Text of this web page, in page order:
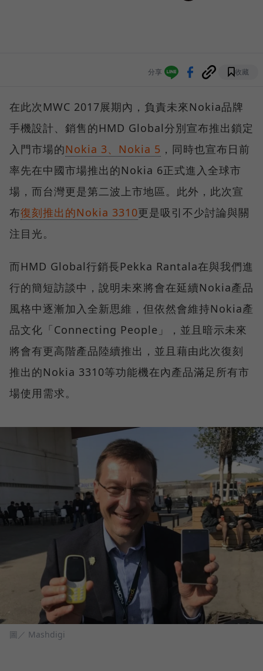
分享 收藏
在此次MWC 2017展期內，負責未來Nokia品牌
手機設計、銷售的HMD Global分別宣布推出鎖定
入門市場的Nokia 3、Nokia 5 ，同時也宣布日前
率先在中國市場推出的Nokia 6正式進入全球市
場，而台灣更是第二波上市地區。此外，此次宣
布復刻推出的Nokia 3310更是吸引不少討論與關
注目光。
而HMD Global行銷長Pekka Rantala在與我們進
行的簡短訪談中，說明未來將會在延續Nokia產品
風格中逐漸加入全新思維，但依然會維持Nokia產
品文化「Connecting People」，並且暗示未來
將會有更高階產品陸續推出，並且藉由此次復刻
推出的Nokia 3310等功能機在內產品滿足所有市
場使用需求。
圖／ Mashdigi